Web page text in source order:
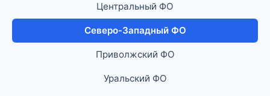
Центральный ФО
Северо-Западный ФО
Приволжский ФО
Уральский ФО